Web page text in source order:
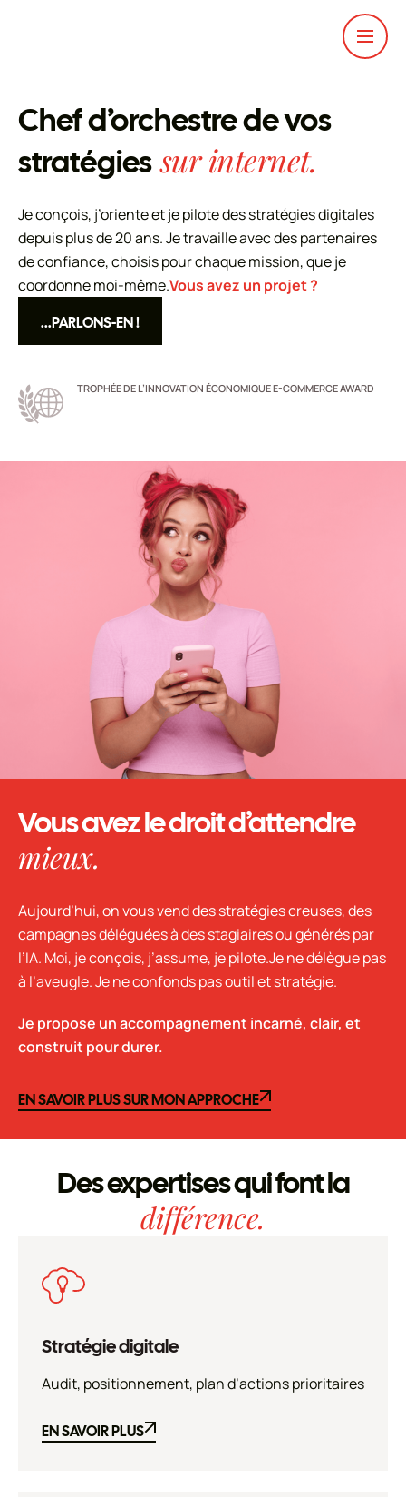
Chef d’orchestre de vos
stratégiessur internet.
Je conçois, j’oriente et je pilote des stratégies digitales
depuis plus de 20 ans. Je travaille avec des partenaires
de confiance, choisis pour chaque mission, que je
coordonne moi-même.Vous avez un projet ?
...PARLONS-EN !
TROPHÉE DE L’INNOVATION ÉCONOMIQUE E-COMMERCE AWARD
Vous avez le droit d’attendre
mieux.
Aujourd’hui, on vous vend des stratégies creuses, des
campagnes déléguées à des stagiaires ou générés par
l’IA. Moi, je conçois, j’assume, je pilote.Je ne délègue pas
à l’aveugle. Je ne confonds pas outil et stratégie.
Je propose un accompagnement incarné, clair, et
construit pour durer.
EN SAVOIR PLUS SUR MON APPROCHE
EN SAVOIR PLUS SUR MON APPROCHE
Des expertises qui font la
différence.
Stratégie digitale
Audit, positionnement, plan d’actions prioritaires
EN SAVOIR PLUS
EN SAVOIR PLUS